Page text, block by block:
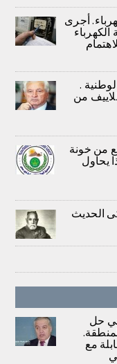
أجرى
.
من
من خونة
يحاول
الحديث
حل
مع